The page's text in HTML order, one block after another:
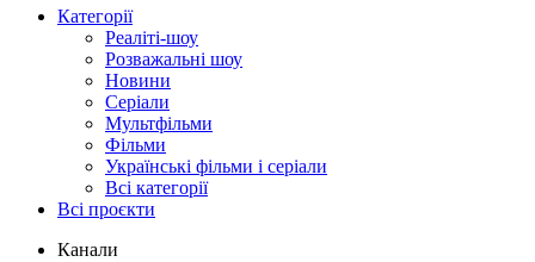
Категорії
Реаліті-шоу
Розважальні шоу
Новини
Серіали
Мультфільми
Фільми
Українські фільми і серіали
Всі категорії
Всі проєкти
Канали